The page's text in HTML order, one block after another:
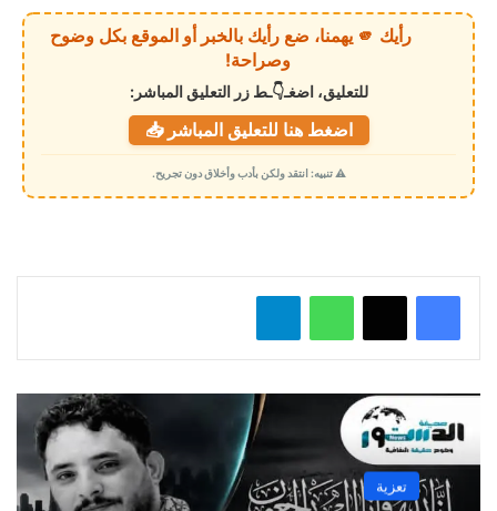
ي
م
ي
رأيك 🫵 يهمنا، ضع رأيك بالخبر أو الموقع بكل وضوح
وصراحة!
للتعليق، اضغـ👇ـط زر التعليق المباشر:
اضغط هنا للتعليق المباشر 📥
⚠️ تنبيه: انتقد ولكن بأدب وأخلاق دون تجريح.
واتساب
تعزية